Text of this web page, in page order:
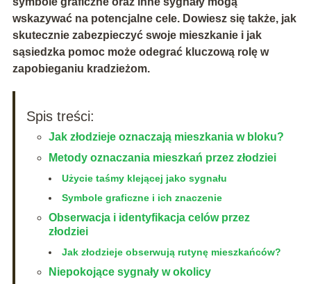
wskazywać na potencjalne cele. Dowiesz się także, jak
skutecznie zabezpieczyć swoje mieszkanie i jak
sąsiedzka pomoc może odegrać kluczową rolę w
zapobieganiu kradzieżom.
Spis treści:
Jak złodzieje oznaczają mieszkania w bloku?
Metody oznaczania mieszkań przez złodziei
Użycie taśmy klejącej jako sygnału
Symbole graficzne i ich znaczenie
Obserwacja i identyfikacja celów przez
złodziei
Jak złodzieje obserwują rutynę mieszkańców?
Niepokojące sygnały w okolicy